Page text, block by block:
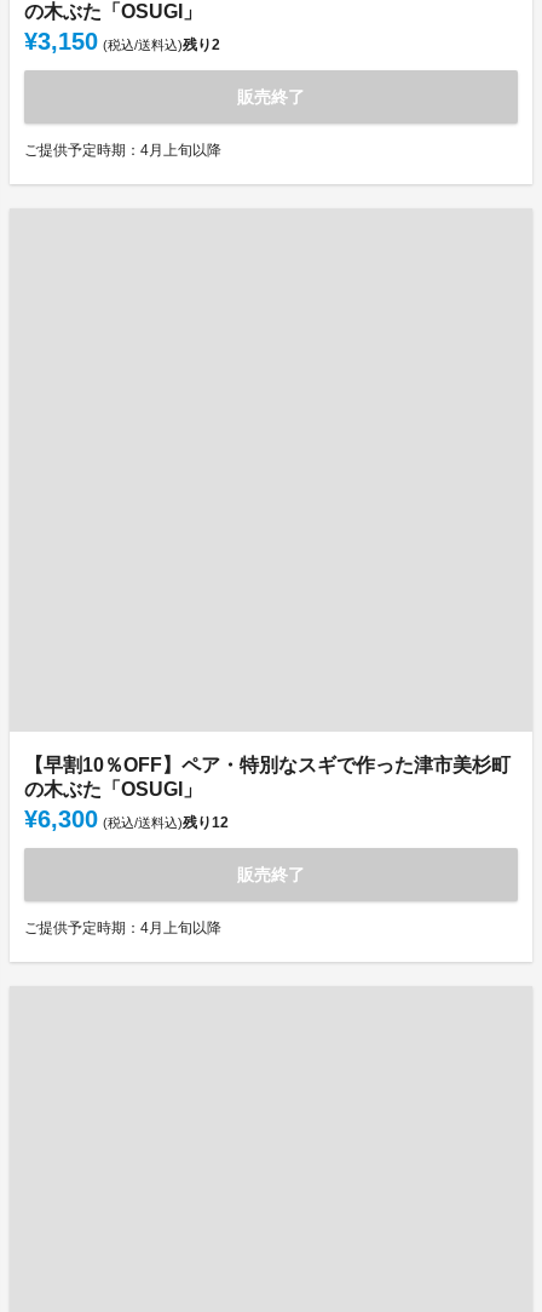
の木ぶた「OSUGI」
¥3,150 (税込/送料込)残り2
販売終了
ご提供予定時期：4月上旬以降
【早割10％OFF】ペア・特別なスギで作った津市美杉町
の木ぶた「OSUGI」
¥6,300 (税込/送料込)残り12
販売終了
ご提供予定時期：4月上旬以降